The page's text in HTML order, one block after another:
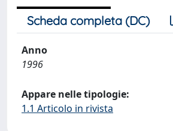
Scheda completa (DC)
Anno
1996
Appare nelle tipologie:
1.1 Articolo in rivista